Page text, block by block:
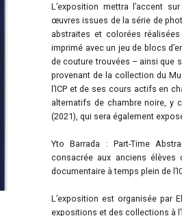
L’exposition mettra l’accent
œuvres issues de la série de
abstraites et colorées
imprimé avec un jeu de blocs
de couture trouvées – ainsi que
provenant de la collection du
l’ICP et de ses cours actifs en
alternatifs de chambre noire, y
(2021), qui sera également
Yto Barrada : Part-Time
consacrée aux anciens élèves
documentaire à temps plein de
L’exposition est organisée par
expositions et des collections à